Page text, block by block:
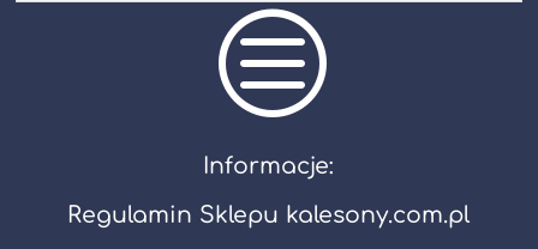
c
Informacje:
Regulamin Sklepu kalesony.com.pl